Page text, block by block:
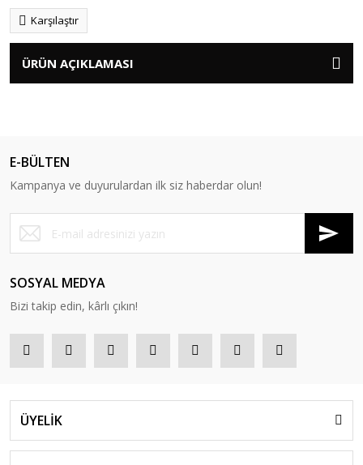
Karşılaştır
ÜRÜN AÇIKLAMASI
E-BÜLTEN
Kampanya ve duyurulardan ilk siz haberdar olun!
SOSYAL MEDYA
Bizi takip edin, kârlı çıkın!
ÜYELİK